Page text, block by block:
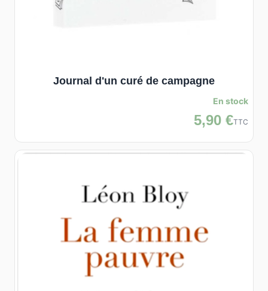
Journal d'un curé de campagne
En stock
5,90 €TTC